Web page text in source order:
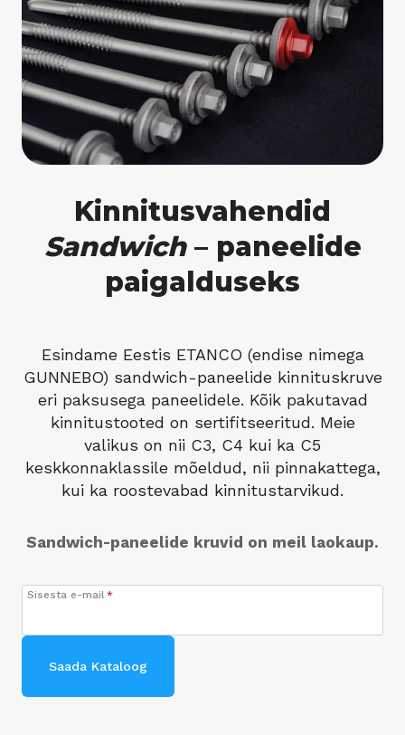
Kinnitusvahendid
Sandwich– paneelide
paigalduseks
Esindame Eestis ETANCO (endise nimega
GUNNEBO) sandwich-paneelide kinnituskruve
eri paksusega paneelidele. Kõik pakutavad
kinnitustooted on sertifitseeritud. Meie
valikus on nii C3, C4 kui ka C5
keskkonnaklassile mõeldud, nii pinnakattega,
kui ka roostevabad kinnitustarvikud.
Sandwich-paneelide kruvid on meil laokaup.
Sisesta e-mail*
Saada Kataloog